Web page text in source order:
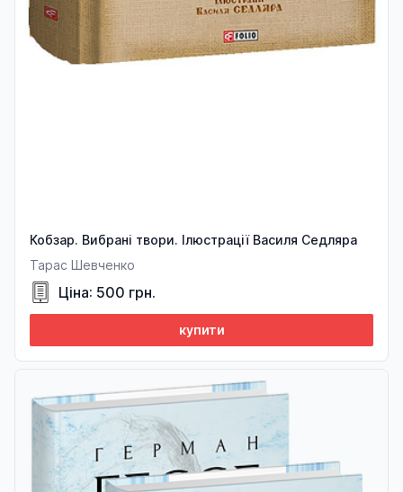
Кобзар. Вибрані твори. Ілюстрації Василя Седляра
Тарас Шевченко
Ціна: 500 грн.
купити